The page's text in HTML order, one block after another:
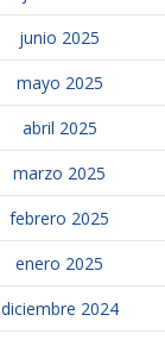
junio 2025
mayo 2025
abril 2025
marzo 2025
febrero 2025
enero 2025
diciembre 2024